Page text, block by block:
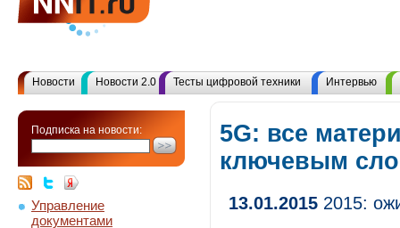
Новости Новости 2.0 Тесты цифровой техники Интервью
Подписка на новости:
Управление
документами
5G: все
ключевым
13.01.2015 2015: